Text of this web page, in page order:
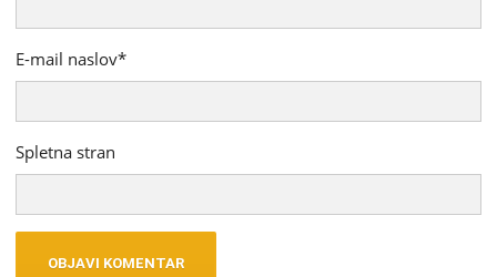
E-mail naslov*
Spletna stran